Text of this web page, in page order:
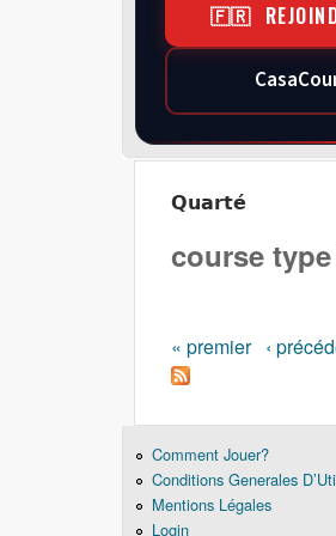
🇫🇷
Quarté
course
Pages
« premier ‹
Comment Jouer?
Conditions Generales
Mentions Légales
Login